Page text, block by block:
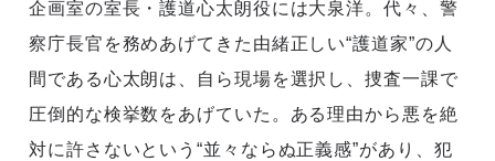
企画室の室⻑・護道⼼太朗役には大泉洋。代々、警
察庁⻑官を務めあげてきた由緒正しい“護道家”の⼈
間である⼼太朗は、⾃ら現場を選択し、捜査⼀課で
圧倒的な検挙数をあげていた。ある理由から悪を絶
対に許さないという“並々ならぬ正義感”があり、犯